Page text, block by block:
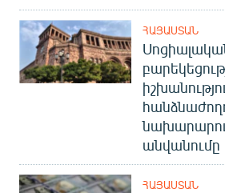
ՀԱՅԱՍՏԱՆ
անվանումը
ՀԱՅԱՍՏԱՆ